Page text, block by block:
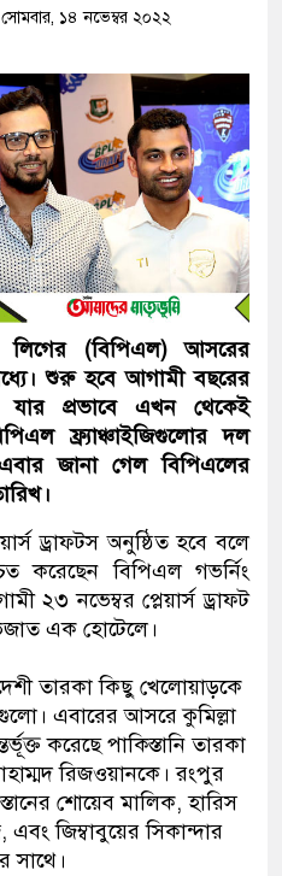
১৪ নভেম্বর ২০২২
লিগের (বিপিএল) আসরের
শুরু হবে আগামী বছরের
যার প্রভাবে এখন থেকেই
ফ্র্যাঞ্চাইজিগুলোর দল
জানা গেল বিপিএলের
ড্রাফটস অনুষ্ঠিত হবে বলে
করেছেন বিপিএল গভর্নিং
২৩ নভেম্বর প্লেয়ার্স ড্রাফট
এক হোটেলে।
তারকা কিছু খেলোয়াড়কে
এবারের আসরে কুমিল্লা
করেছে পাকিস্তানি তারকা
রিজওয়ানকে। রংপুর
শোয়েব মালিক, হারিস
জিম্বাবুয়ের সিকান্দার
সাথে।